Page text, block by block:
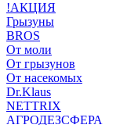
!АКЦИЯ
Грызуны
BROS
От моли
От грызунов
От насекомых
Dr.Klaus
NETTRIX
АГРОДЕЗСФЕРА